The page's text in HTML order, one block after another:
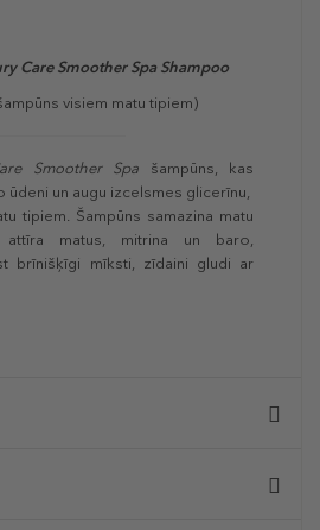
Care Smoother Spa Shampoo
visiem matu tipiem)
Smoother Spa šampūns, kas
ūdeni un augu izcelsmes glicerīnu,
tipiem. Šampūns samazina matu
attīra matus, mitrina un baro,
brīnišķīgi mīksti, zīdaini gludi ar